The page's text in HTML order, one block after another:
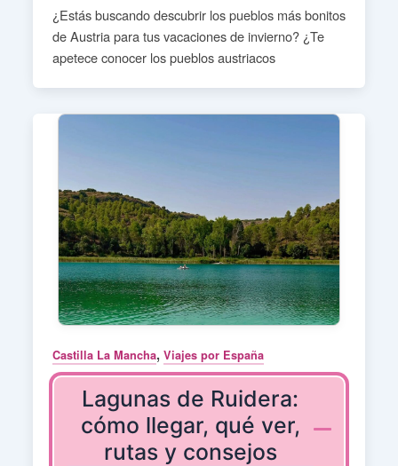
¿Estás buscando descubrir los pueblos más bonitos
de Austria para tus vacaciones de invierno? ¿Te
apetece conocer los pueblos austriacos
Castilla La Mancha, Viajes por España
Lagunas de Ruidera:
cómo llegar, qué ver,
rutas y consejos